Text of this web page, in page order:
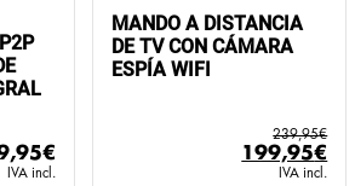
€
IVA incl.
MANDO A DISTANCIA
DE TV CON CÁMARA
ESPÍA WIFI
239,95€
El
precio
199,95€
IVA incl.